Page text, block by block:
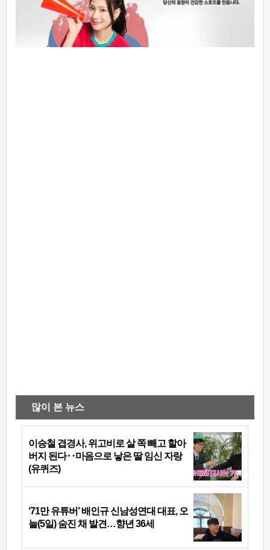
많이 본 뉴스
이승철 겹경사, 위고비로 살 쪽 빼고 할아
버지 된다‥마음으로 낳은 딸 임신 자랑
(유퀴즈)
‘71만 유튜버’ 배인규 신남성연대 대표, 오
늘(5일) 숨진 채 발견…향년 36세